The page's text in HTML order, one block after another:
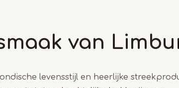
van
levensstijl en heerlijke